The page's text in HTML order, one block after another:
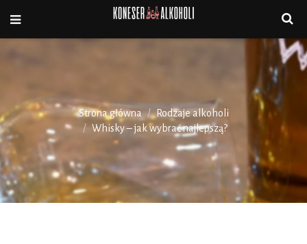
Strona główna
Rodzaje alkoholi
Whisky – jak wybrać najlepszą?